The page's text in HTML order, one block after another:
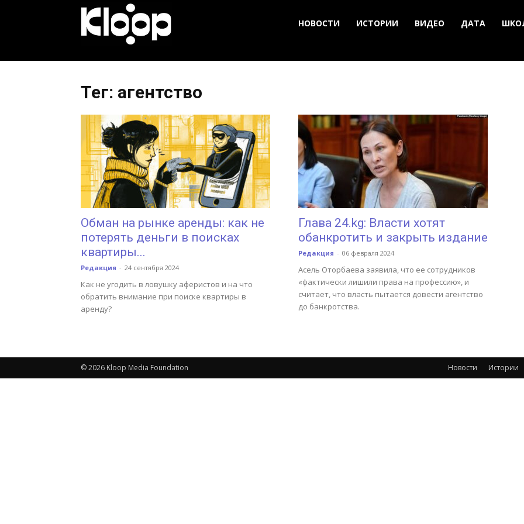
Новости
Кыргызстана
НОВОСТИ ИСТОРИИ ВИДЕО ДАТА
Тег: агентство
Обман на рынке аренды: как не
потерять деньги в поисках
квартиры...
Редакция - 24 сентября 2024
Как не угодить в ловушку аферистов и на что
обратить внимание при поиске квартиры в
аренду?
Глава 24.kg: Власти хотят
обанкротить и закрыть издание
Редакция - 06 февраля 2024
Асель Оторбаева заявила, что ее сотрудников
«фактически лишили права на профессию», и
считает, что власть пытается довести агентство
до банкротства.
Новости Истории
© 2026 Kloop Media Foundation